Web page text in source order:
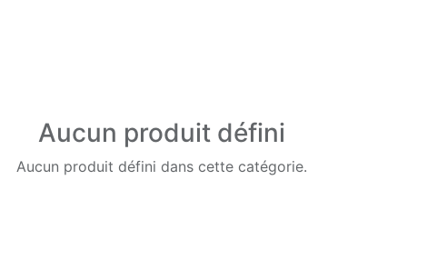
Aucun produit défini
Aucun produit défini dans cette catégorie.